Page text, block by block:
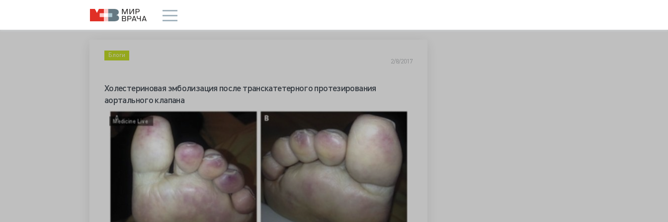
Блоги
2/8/2017
Холестериновая эмболизация после транскатетерного протезирования
аортального клапана